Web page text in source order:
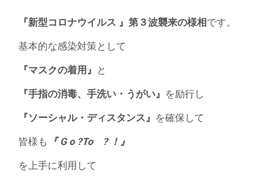
『新型コロナウイルス 』第３波襲来の様相です。
基本的な感染対策として
『マスクの着用』 と
『手指の消毒、手洗い・うがい』 を励行し
『ソーシャル・ディスタンス』 を確保して
皆様も 『 G o ?To ? ！』
を上手に利用して